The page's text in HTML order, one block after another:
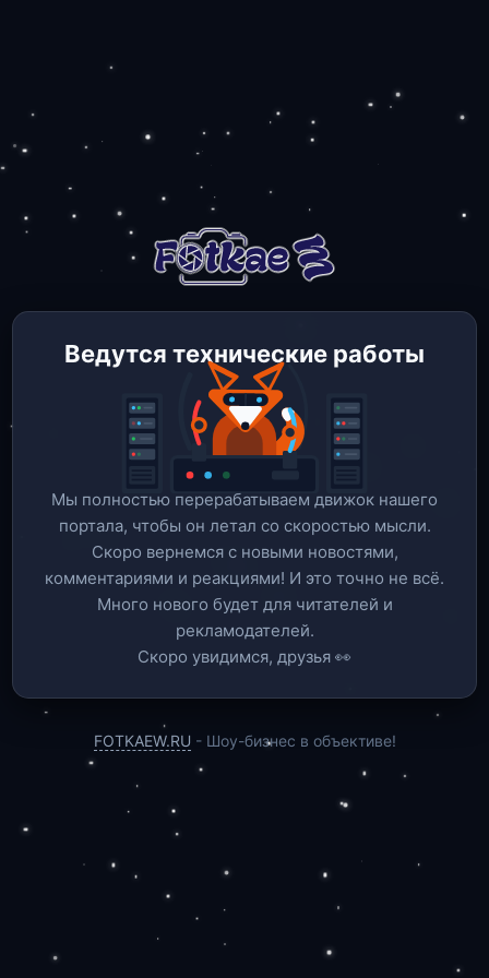
Ведутся технические работы
Мы полностью перерабатываем движок нашего
портала, чтобы он летал со скоростью мысли.
Скоро вернемся c новыми новостями,
комментариями и реакциями! И это точно не всё.
Много нового будет для читателей и
рекламодателей.
Скоро увидимся, друзья 👀
FOTKAEW.RU - Шоу-бизнес в объективе!